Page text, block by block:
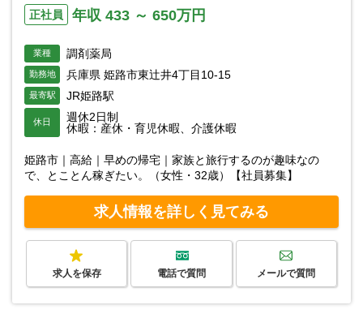
正社員 年収 433 ～ 650万円
業種 調剤薬局
勤務地 兵庫県 姫路市東辻井4丁目10-15
最寄駅 JR姫路駅
休日
週休2日制
休暇：産休・育児休暇、介護休暇
姫路市｜高給｜早めの帰宅｜家族と旅行するのが趣味なの
で、とことん稼ぎたい。（女性・32歳）【社員募集】
求人情報を詳しく見てみる
求人を保存 電話で質問 メールで質問